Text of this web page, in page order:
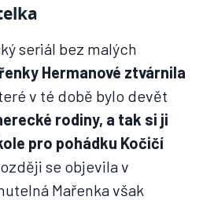
seriál bez malých
Hermanové ztvárnila
v té době bylo devět
rodiny, a tak si ji
pro pohádku Kočičí
se objevila v
Mařenka však